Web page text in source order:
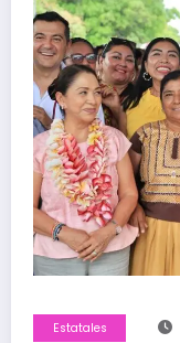
Estatales